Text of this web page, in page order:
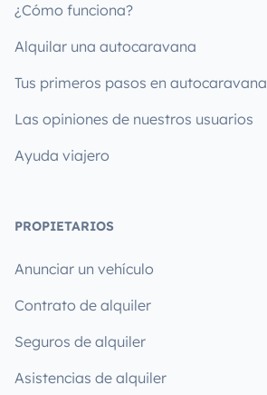
¿Cómo funciona?
Alquilar una autocaravana
Tus primeros pasos en autocaravana
Las opiniones de nuestros usuarios
Ayuda viajero
PROPIETARIOS
Anunciar un vehículo
Contrato de alquiler
Seguros de alquiler
Asistencias de alquiler